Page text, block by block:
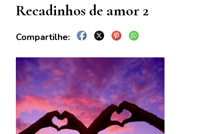
Recadinhos de amor 2